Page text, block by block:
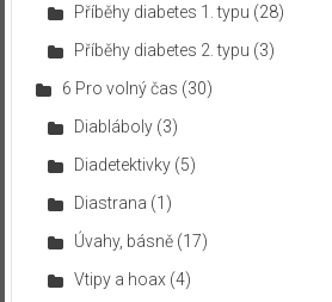
Příběhy diabetes 1. typu (28)
Příběhy diabetes 2. typu (3)
6 Pro volný čas (30)
Diabláboly(3)
Diadetektivky(5)
Diastrana (1)
Úvahy, básně(17)
Vtipy a hoax (4)